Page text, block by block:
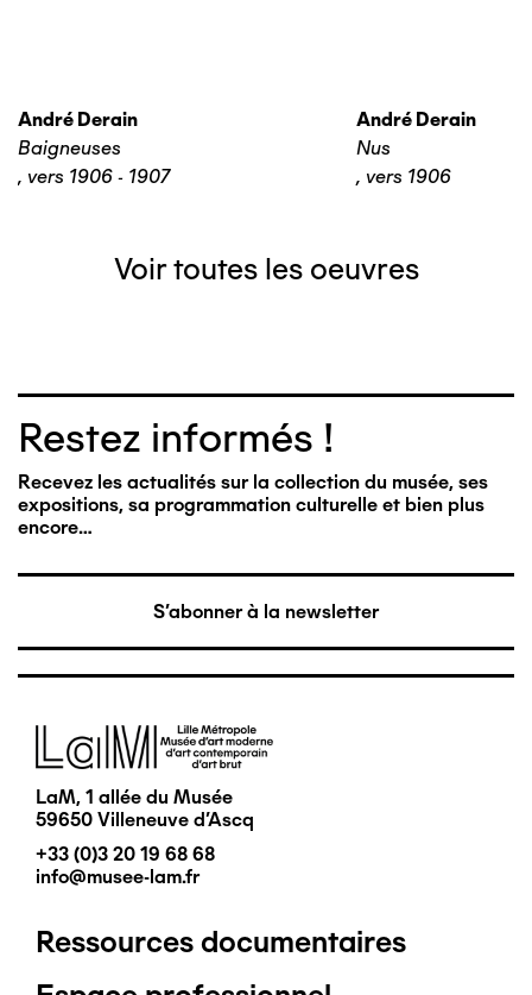
André Derain
Baigneuses
, vers 1906 - 1907
André Derain
Nus
, vers 1906
Voir toutes les oeuvres
Restez informés !
Recevez les actualités sur la collection du musée, ses
expositions, sa programmation culturelle et bien plus
encore…
S'abonner à la newsletter
Image
LaM, 1 allée du Musée
59650 Villeneuve d'Ascq
+33 (0)3 20 19 68 68
info@musee-lam.fr
Pied
Ressources documentaires